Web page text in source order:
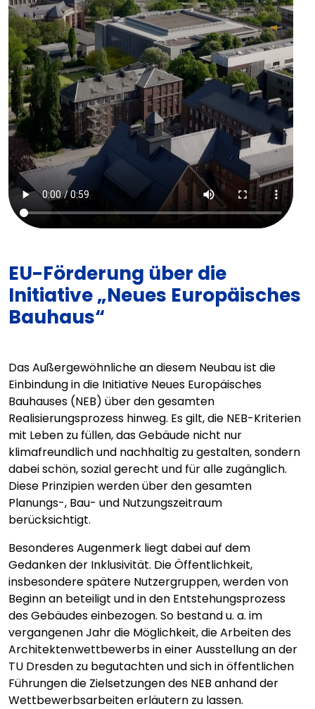
EU-Förderung über die
Initiative „Neues Europäisches
Bauhaus“
Das Außergewöhnliche an diesem Neubau ist die
Einbindung in die Initiative Neues Europäisches
Bauhauses (NEB) über den gesamten
Realisierungsprozess hinweg. Es gilt, die NEB-Kriterien
mit Leben zu füllen, das Gebäude nicht nur
klimafreundlich und nachhaltig zu gestalten, sondern
dabei schön, sozial gerecht und für alle zugänglich.
Diese Prinzipien werden über den gesamten
Planungs-, Bau- und Nutzungszeitraum
berücksichtigt.
Besonderes Augenmerk liegt dabei auf dem
Gedanken der Inklusivität. Die Öffentlichkeit,
insbesondere spätere Nutzergruppen, werden von
Beginn an beteiligt und in den Entstehungsprozess
des Gebäudes einbezogen. So bestand u. a. im
vergangenen Jahr die Möglichkeit, die Arbeiten des
Architektenwettbewerbs in einer Ausstellung an der
TU Dresden zu begutachten und sich in öffentlichen
Führungen die Zielsetzungen des NEB anhand der
Wettbewerbsarbeiten erläutern zu lassen.